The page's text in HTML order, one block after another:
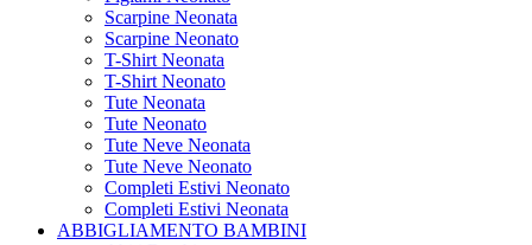
Scarpine Neonata
Scarpine Neonato
T-Shirt Neonata
T-Shirt Neonato
Tute Neonata
Tute Neonato
Tute Neve Neonata
Tute Neve Neonato
Completi Estivi Neonato
Completi Estivi Neonata
ABBIGLIAMENTO BAMBINI